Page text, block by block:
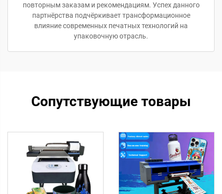
повторным заказам и рекомендациям. Успех данного
партнёрства подчёркивает трансформационное
влияние современных печатных технологий на
упаковочную отрасль.
Сопутствующие товары